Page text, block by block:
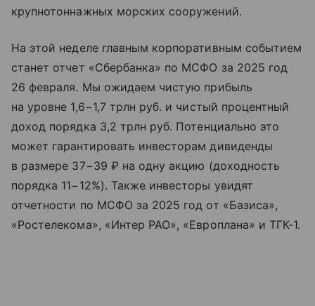
крупнотоннажных морских сооружений.
На этой неделе главным корпоративным событием
станет отчет «Сбербанка» по МСФО за 2025 год
26 февраля. Мы ожидаем чистую прибыль
на уровне 1,6−1,7 трлн руб. и чистый процентный
доход порядка 3,2 трлн руб. Потенциально это
может гарантировать инвесторам дивиденды
в размере 37−39 ₽ на одну акцию (доходность
порядка 11−12%). Также инвесторы увидят
отчетности по МСФО за 2025 год от «Базиса»,
«Ростелекома», «Интер РАО», «Европлана» и ТГК-1.